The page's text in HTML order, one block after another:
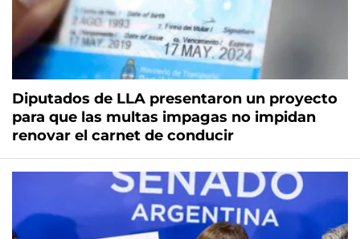
Diputados de LLA presentaron un proyecto
para que las multas impagas no impidan
renovar el carnet de conducir